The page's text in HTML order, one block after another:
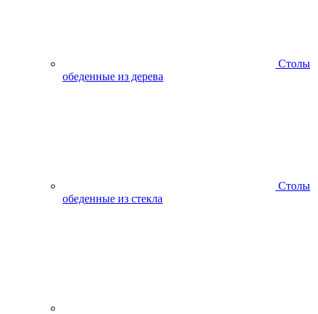
Столы
обеденные из дерева
Столы
обеденные из стекла